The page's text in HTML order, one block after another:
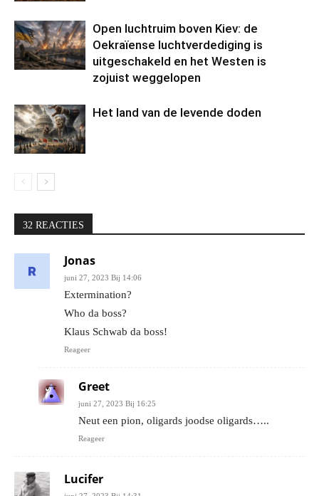
Open luchtruim boven Kiev: de
Oekraïense luchtverdediging is
uitgeschakeld en het Westen is
zojuist weggelopen
Het land van de levende doden
32 REACTIES
Jonas
juni 27, 2023 Bij 14:06
Extermination?
Who da boss?
Klaus Schwab da boss!
Reageer
Greet
juni 27, 2023 Bij 16:25
Neut een pion, oligards joodse oligards…..
Reageer
Lucifer